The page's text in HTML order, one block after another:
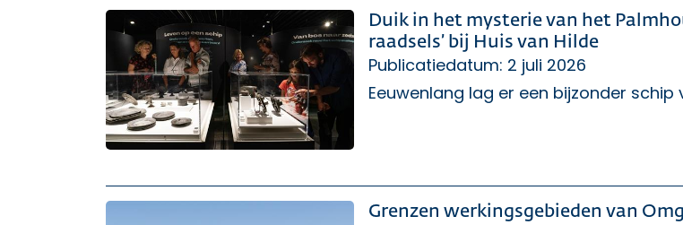
Duik in het mysterie van het
raadsels’ bij Huis van Hilde
Publicatiedatum: 2 juli 2026
Eeuwenlang lag er een bijzonder
Grenzen werkingsgebieden van